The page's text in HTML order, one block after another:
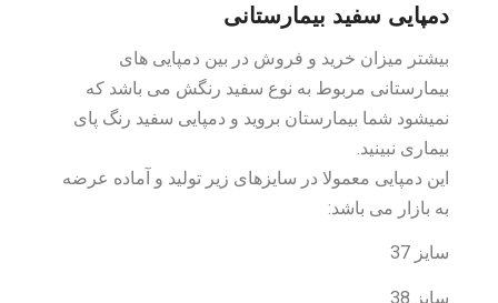
دمپایی سفید بیمارستانی
بیشتر میزان خرید و فروش در بین دمپایی های
بیمارستانی مربوط به نوع سفید رنگش می باشد که
نمیشود شما بیمارستان بروید و دمپایی سفید رنگ پای
بیماری نبینید.
این دمپایی معمولا در سایزهای زیر تولید و آماده عرضه
به بازار می باشد:
سایز 37
سایز 38